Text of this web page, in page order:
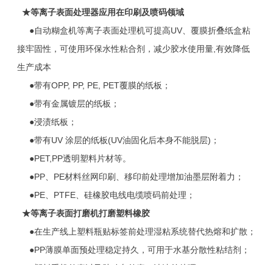
★等离子表面处理器应用在印刷及喷码领域
●自动糊盒机等离子表面处理机可提高UV、覆膜折叠纸盒粘
接牢固性，可使用环保水性粘合剂，减少胶水使用量,有效降低
生产成本
●带有OPP, PP, PE, PET覆膜的纸板；
●带有金属镀层的纸板；
●浸渍纸板；
●带有UV 涂层的纸板(UV油固化后本身不能脱层)；
●PET,PP透明塑料片材等。
●PP、PE材料丝网印刷、移印前处理增加油墨层附着力；
●PE、PTFE、硅橡胶电线电缆喷码前处理；
★等离子表面打磨机打磨塑料橡胶
●在生产线上塑料瓶贴标签前处理湿粘系统替代热熔和扩散；
●PP薄膜单面预处理稳定持久，可用于水基分散性粘结剂；